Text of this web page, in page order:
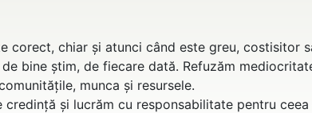
corect, chiar și atunci când este greu, costisitor
bine știm, de fiecare dată. Refuzăm
munca și resursele.
și lucrăm cu responsabilitate pentru ceea